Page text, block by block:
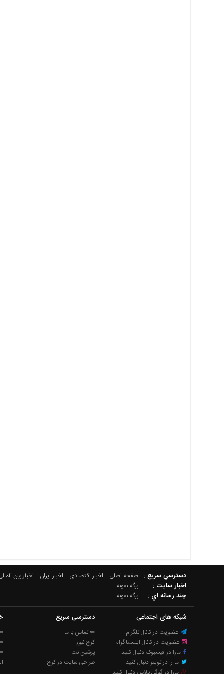
دسترسي سريع : صفحه اصلی اخبار اقتصادی اخبار ایران اخبار بین
اخبار سایت : برگه نمونه
چند رسانه اي : برگه نمونه
شبکه های اجتماعی
عضویت در کانال تلگرام
عضویت در کانال اینستاگرام
مارا در فیسبوک دنبال کنید
ما را در تویتر دنبال کنید
دسترسی سریع
⇐ تماس با ما
کرج نیوز
پرشین نت
طراحی سایت در کرج